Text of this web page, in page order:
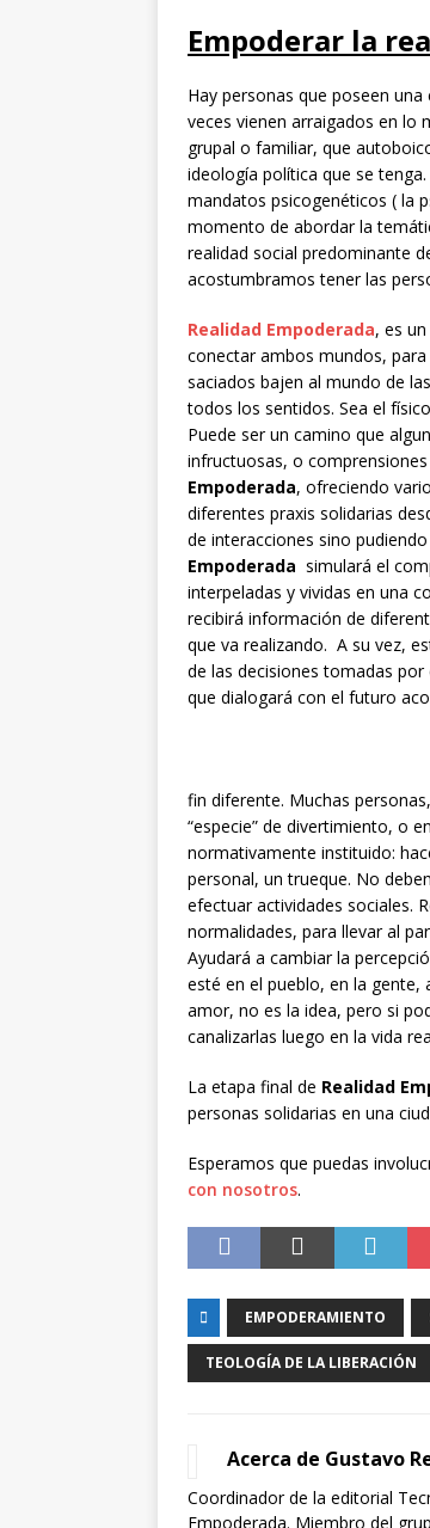
Empoderar la
Hay personas que poseen
veces vienen arraigados en lo
grupal o familiar, que
ideología política que se
mandatos psicogenéticos ( la
momento de abordar la
realidad social predominante
acostumbramos tener las
Realidad Empoderada, es
conectar ambos mundos,
saciados bajen al mundo de
todos los sentidos. Sea el
Puede ser un camino que
infructuosas, o
Empoderada, ofreciendo
diferentes praxis solidarias
de interacciones sino
Empoderada simulará el
interpeladas y vividas en una
recibirá información de
que va realizando. A su vez,
de las decisiones tomadas
que dialogará con el futuro
fin diferente. Muchas
“especie” de divertimiento, o
normativamente instituido:
personal, un trueque. No
efectuar actividades sociales.
normalidades, para llevar al
Ayudará a cambiar la
esté en el pueblo, en la
amor, no es la idea, pero si
canalizarlas luego en la vida
La etapa final de Realidad
personas solidarias en una
Esperamos que puedas
con nosotros.
EMPODERAMIENTO
TEOLOGÍA DE LA LIBERACIÓN
Acerca de Gustavo
Coordinador de la editorial
Empoderada. Miembro del